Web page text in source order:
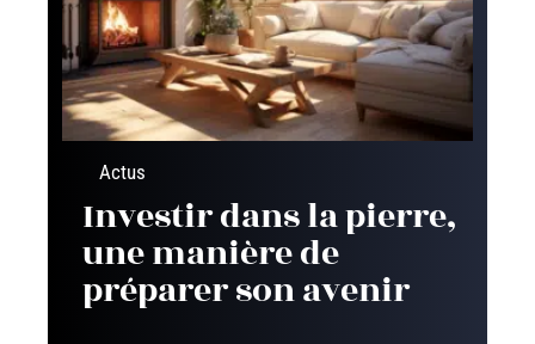
Actus
Investir dans la pierre,
une manière de
préparer son avenir